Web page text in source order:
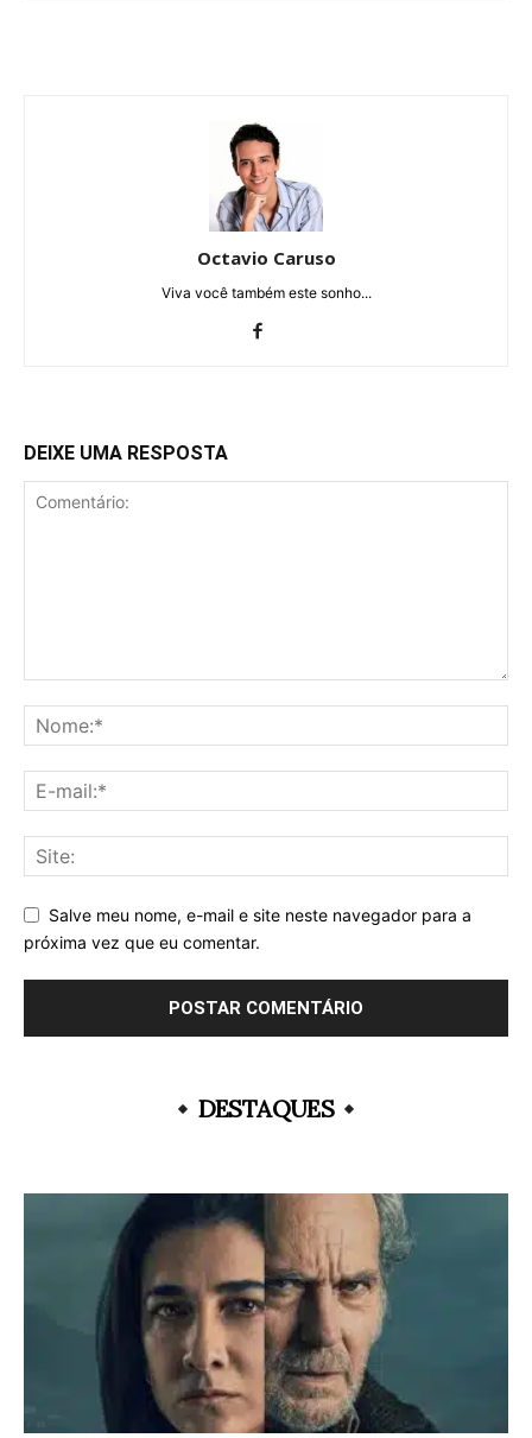
Octavio Caruso
Viva você também este sonho...
DEIXE UMA RESPOSTA
Salve meu nome, e-mail e site neste navegador para a
próxima vez que eu comentar.
DESTAQUES